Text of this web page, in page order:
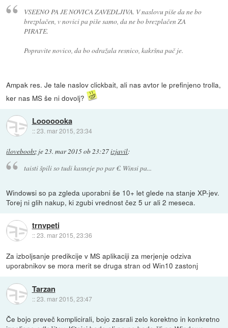
VSEENO PA JE NOVICA ZAVEDLJIVA. V naslovu piše da ne bo
brezplačen, v novici pa piše samo, da ne bo brezplačen ZA
PIRATE.
Popravite novico, da bo odražala resnico, kakršna pač je.
Ampak res. Je tale naslov clickbait, ali nas avtor le prefinjeno trolla,
ker nas MS še ni dovolj?
Looooooka
::23. mar 2015, 23:34
iloveboobz je23. mar 2015 ob 23:27izjavil:
taisti špili so tudi kasneje po par €. Winsi pa...
Windowsi so pa zgleda uporabni še 10+ let glede na stanje XP-jev.
Torej ni glih nakup, ki zgubi vrednost čez 5 ur ali 2 meseca.
trnvpeti
::23. mar 2015, 23:36
Za izboljsanje predikcije v MS aplikaciji za merjenje odziva
uporabnikov se mora merit se druga stran od Win10 zastonj
Tarzan
::23. mar 2015, 23:47
Če bojo preveč komplicirali, bojo zasrali zelo korektno in konkretno